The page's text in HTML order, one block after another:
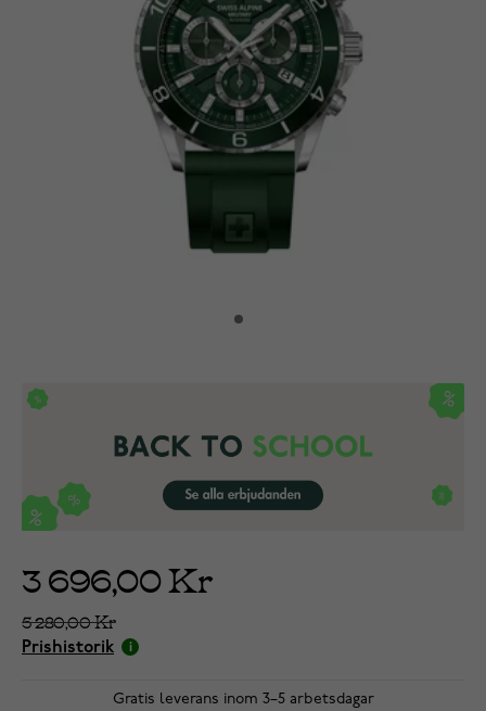
3 696,00 Kr
5 280,00 Kr
Prishistorik
Gratis leverans inom 3–5 arbetsdagar